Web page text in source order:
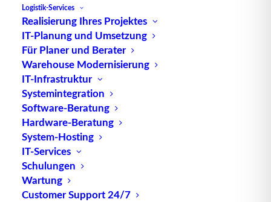
Logistik-Services
Realisierung Ihres Projektes
IT-Planung und Umsetzung
Für Planer und Berater
Warehouse Modernisierung
IT-Infrastruktur
Systemintegration
Software-Beratung
Hardware-Beratung
System-Hosting
IT-Services
Schulungen
Wartung
Customer Support 24/7
Continuous Replenishment /
kontinuierliche Warenversorgung